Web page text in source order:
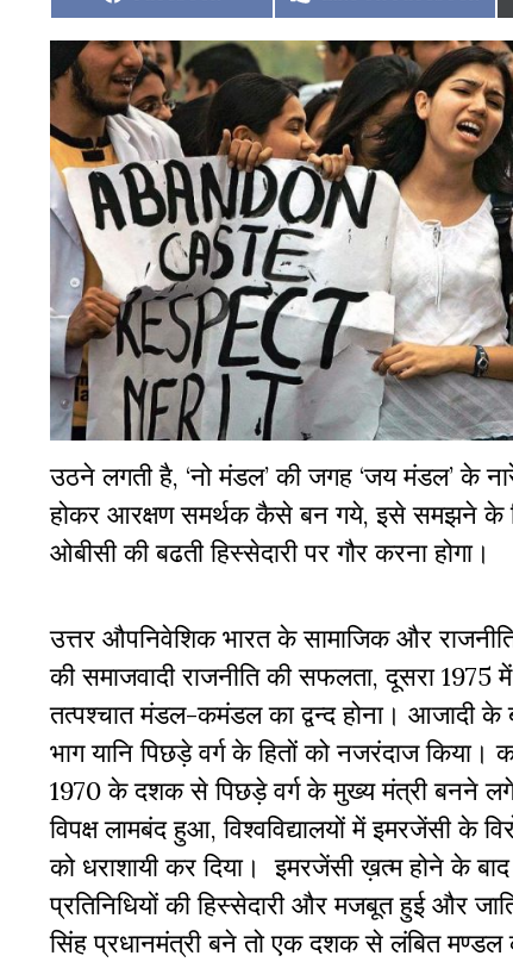
उठने लगती है, ‘नो मंडल’ की जगह ‘जय मंडल’ के
होकर आरक्षण समर्थक कैसे बन गये, इसे समझने के
ओबीसी की बढती हिस्सेदारी पर गौर करना होगा।
उत्तर औपनिवेशिक भारत के सामाजिक और
की समाजवादी राजनीति की सफलता, दूसरा
तत्पश्चात मंडल-कमंडल का द्वन्द होना। आजादी
भाग यानि पिछड़े वर्ग के हितों को नजरंदाज किया।
1970 के दशक से पिछड़े वर्ग के मुख्य मंत्री बनने
विपक्ष लामबंद हुआ, विश्वविद्यालयों में इमरजेंसी के
को धराशायी कर दिया। इमरजेंसी ख़त्म होने के
प्रतिनिधियों की हिस्सेदारी और मजबूत हुई और
सिंह प्रधानमंत्री बने तो एक दशक से लंबित मण्डल